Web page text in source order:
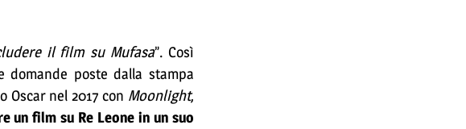
il film su Mufasa”. Così
domande poste dalla stampa
Oscar nel 2017 con Moonlight,
un film su Re Leone in un suo